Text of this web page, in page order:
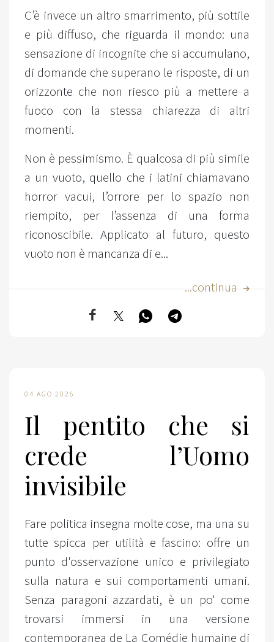
C’è invece un altro smarrimento, più sottile
e più diffuso, che riguarda il mondo: una
sensazione di incognite che si accumulano,
di domande che superano le risposte, di un
orizzonte che non riesco più a mettere a
fuoco con la stessa chiarezza di altri
momenti.
Non è pessimismo. È qualcosa di più simile
a un vuoto, quello che i latini chiamavano
horror vacui, l’orrore per lo spazio non
riempito, per l’assenza di una forma
riconoscibile. Applicato al futuro, questo
vuoto non è mancanza di e...
...continua
04 AGO 2026
Il pentito che si
crede l’Uomo
invisibile
Fare politica insegna molte cose, ma una su
tutte spicca per utilità e fascino: offre un
punto d'osservazione unico e privilegiato
sulla natura e sui comportamenti umani.
Senza paragoni azzardati, è un po' come
trovarsi immersi in una versione
contemporanea de La Comédie humaine di